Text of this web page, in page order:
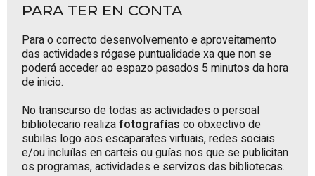
PARA TER EN CONTA
Para o correcto desenvolvemento e aproveitamento
das actividades rógase puntualidade xa que non se
poderá acceder ao espazo pasados 5 minutos da hora
de inicio.
No transcurso de todas as actividades o persoal
bibliotecario realizafotografías co obxectivo de
subilas logo aos escaparates virtuais, redes sociais
e/ou incluílas en carteis ou guías nos que se publicitan
os programas, actividades e servizos das bibliotecas.